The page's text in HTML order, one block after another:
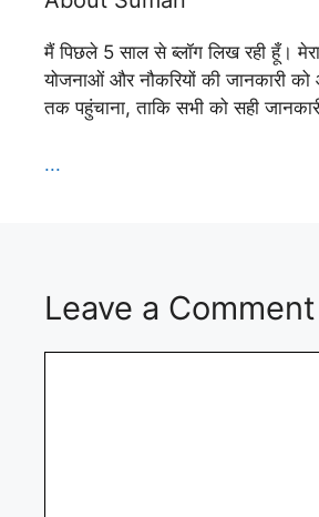
मैं पिछले 5 साल से ब्लॉग लिख रही हूँ।
योजनाओं और नौकरियों की जानकारी को
तक पहुंचाना, ताकि सभी को सही
...
Leave a Comment